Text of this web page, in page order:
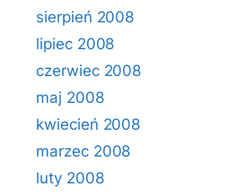
sierpień 2008
lipiec 2008
czerwiec 2008
maj 2008
kwiecień 2008
marzec 2008
luty 2008